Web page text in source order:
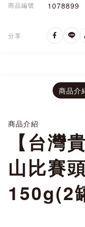
商品編號 1078899
分享
商品介
商品介紹
【台灣
山比賽
150g(2